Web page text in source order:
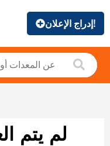
إدراج الإعلان!
لم يتم